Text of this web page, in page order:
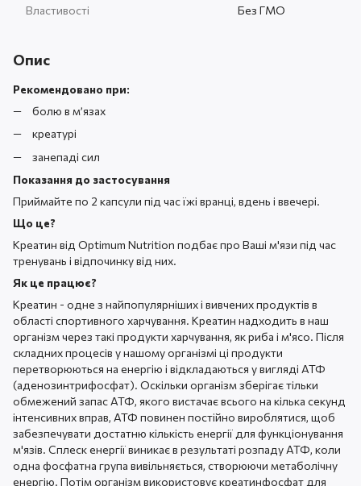
Властивості Без ГМО
Опис
Рекомендовано при:
болю в м’язах
креатурі
занепаді сил
Показання до застосування
Приймайте по 2 капсули під час їжі вранці, вдень і ввечері.
Що це?
Креатин від Optimum Nutrition подбає про Ваші м'язи під час
тренувань і відпочинку від них.
Як це працює?
Креатин - одне з найпопулярніших і вивчених продуктів в
області спортивного харчування. Креатин надходить в наш
організм через такі продукти харчування, як риба і м'ясо. Після
складних процесів у нашому організмі ці продукти
перетворюються на енергію і відкладаються у вигляді АТФ
(аденозинтрифосфат). Оскільки організм зберігає тільки
обмежений запас АТФ, якого вистачає всього на кілька секунд
інтенсивних вправ, АТФ повинен постійно вироблятися, щоб
забезпечувати достатню кількість енергії для функціонування
м'язів. Сплеск енергії виникає в результаті розпаду АТФ, коли
одна фосфатна група вивільняється, створюючи метаболічну
енергію. Потім організм використовує креатинфосфат для